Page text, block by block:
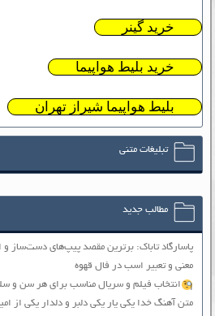
خرید گینر
خرید بلیط هواپیما
بلیط هواپیما شیراز تهران
تبلیغات متنی
مطالب جدید
پاسارگاد تاباک: برترین مقصد پیپ‌های دست‌ساز
معنی و تعبیر اسب در فال قهوه
انتخاب فیلم و سریال مناسب برای هر سن و
متن آهنگ خدا یکی یار یکی دلبر و دلدار یکی از